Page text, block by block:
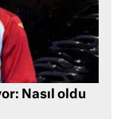
Nasıl oldu